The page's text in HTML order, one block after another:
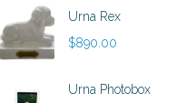
Urna Rex
$890.00
Urna Photobox